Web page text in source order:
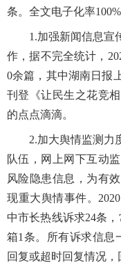
条。全文电子化率100%
1.加强新闻信息宣
作，据不完全统计，
0余篇，其中湖南日报
刊登《让民生之花竞
的点点滴滴。
2.加大舆情监测力
队伍，网上网下互动
风险隐患信息，为有
现重大舆情事件。
中市长热线诉求24条
箱1条。所有诉求信息
回复或超时回复情况，